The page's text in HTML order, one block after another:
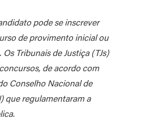
pode se inscrever
de provimento inicial ou
Tribunais de Justiça (TJs)
de acordo com
Conselho Nacional de
que regulamentaram a